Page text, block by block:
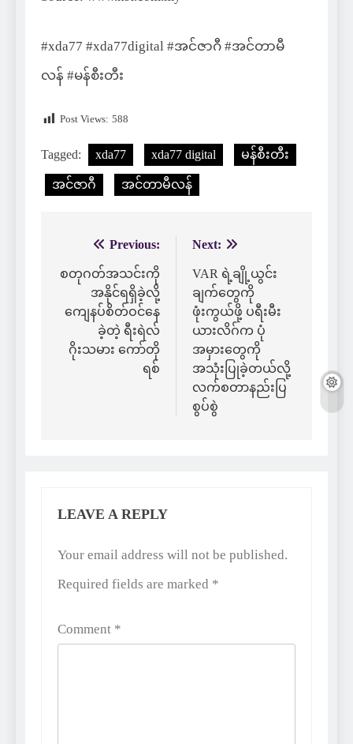
#xda77 #xda77digital #အင်ဇာဂီ #အင်တာမီ
လန် #မန်စီးတီး
Post Views: 588
Tagged: xda77 xda77 digital မန်စီးတီး
အင်ဇာဂီ အင်တာမီလန်
navigation
Previous:
စတုဂတ်အသင်းကို
အနိုင်ရရှိခဲ့လို့
ကျေနပ်စိတ်ဝင်နေ
ခဲ့တဲ့ ရီးရဲလ်
ဂိုးသမား ကော်တို
ရစ်
Next:
VAR ရဲ့ချို့ယွင်း
ချက်တွေကို
ဖုံးကွယ်ဖို့ ပရီးမီး
ယားလိဂ်က ပုံ
အမှားတွေကို
အသုံးပြုခဲ့တယ်လို့
လက်စတာနည်းပြ
စွပ်စွဲ
LEAVE A REPLY
Your email address will not be published.
Required fields are marked *
Comment *
Alternative: